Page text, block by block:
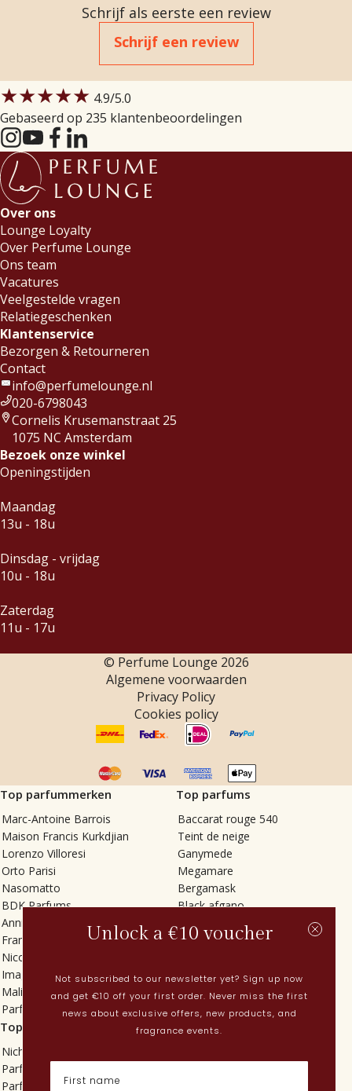
Schrijf als eerste een review
Schrijf een review
★★★★★ 4.9/5.0
Gebaseerd op 235 klantenbeoordelingen
Over ons
Lounge Loyalty
Over Perfume Lounge
Ons team
Vacatures
Veelgestelde vragen
Relatiegeschenken
Klantenservice
Bezorgen & Retourneren
Contact
info@perfumelounge.nl
020-6798043
Cornelis Krusemanstraat 25
1075 NC Amsterdam
Bezoek onze winkel
Openingstijden
Maandag
13u - 18u
Dinsdag - vrijdag
10u - 18u
Zaterdag
11u - 17u
© Perfume Lounge 2026
Algemene voorwaarden
Privacy Policy
Cookies policy
Top parfummerken
Marc-Antoine Barrois
Maison Francis Kurkdjian
Lorenzo Villoresi
Orto Parisi
Nasomatto
BDK Parfums
Annindriya
Francesca Bianchi
Nicolaï
Imaginary Authors
Malin + Goetz
Parfums MDCI
Top parfums
Baccarat rouge 540
Teint de neige
Ganymede
Megamare
Bergamask
Black afgano
Tilia
Vetiver Rain
In Love with Everything
Sticky Fingers
Top categorieën
Niche parfums
Parfums voor dames
Parfums voor heren
Actueel
Unlock a €10 voucher
Not subscribed to our newsletter yet? Sign up now
and get €10 off your first order. Never miss the first
news about exclusive offers, new products, and
fragrance events.